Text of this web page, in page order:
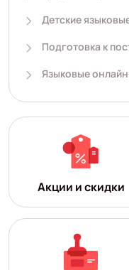
Детские
Подготовка к
Языковые
Акции и скидки